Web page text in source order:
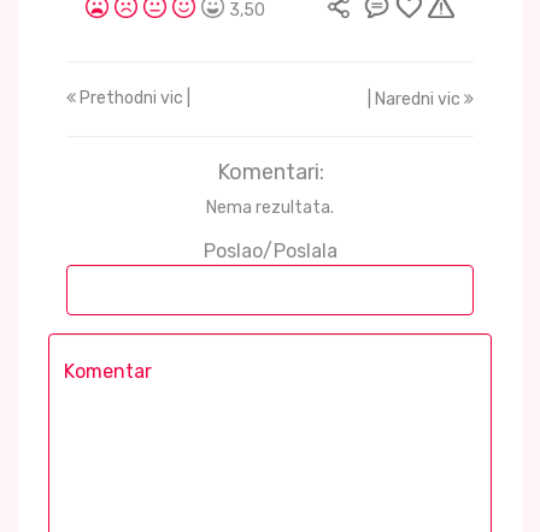
3,50
Prethodni vic | | Naredni vic
Komentari:
Nema rezultata.
Poslao/Poslala